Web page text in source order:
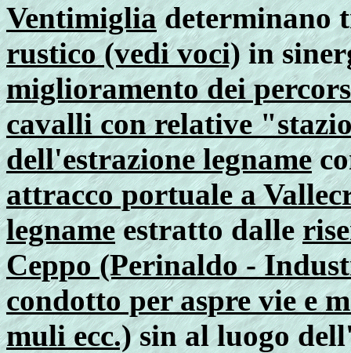
Ventimigliadeterminano
rustico (vedi voci)in
miglioramento dei
cavalli con relative
dell'estrazione legname
attracco portuale a
legnameestratto dalle
Ceppo (Perinaldo -
condotto per aspre vie e
muli ecc.)sin al luogo